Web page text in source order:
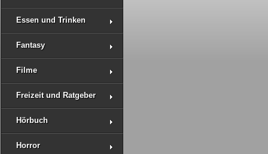
Essen und Trinken
Fantasy
Filme
Freizeit und Ratgeber
Hörbuch
Horror